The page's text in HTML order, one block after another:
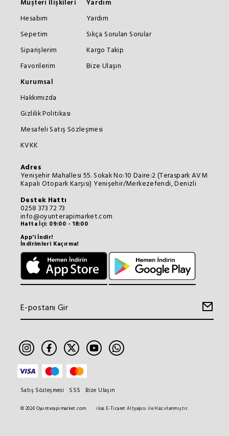
Müşteri İlişkileri
Hesabım
Sepetim
Siparişlerim
Favorilerim
Yardım
Yardım
Sıkça Sorulan Sorular
Kargo Takip
Bize Ulaşın
Kurumsal
Hakkımızda
Gizlilik Politikası
Mesafeli Satış Sözleşmesi
KVKK
Adres
Yenişehir Mahallesi 55. Sokak No:10 Daire:2 (Teraspark AVM
Kapalı Otopark Karşısı) Yenişehir/Merkezefendi, Denizli
Destek Hattı
0258 373 72 73
info@oyunterapimarket.com
Hafta İçi: 09:00 - 18:00
App'i İndir!
İndirimleri Kaçırma!
© 2024 Oyunterapimarket.com ikas E-Ticaret Altyapısı ile Hazırlanmıştır.
Satış Sözleşmesi SSS Bize Ulaşın